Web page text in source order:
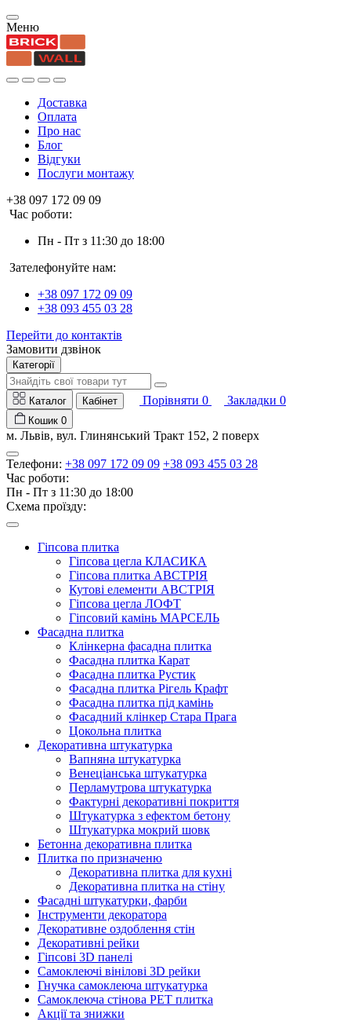
Меню
Доставка
Оплата
Про нас
Блог
Відгуки
Послуги монтажу
+38 097 172 09 09
Час роботи:
Пн - Пт з 11:30 до 18:00
Зателефонуйте нам:
+38 097 172 09 09
+38 093 455 03 28
Перейти до контактів
Замовити дзвінок
Категорії
Каталог Кабінет Порівняти 0 Закладки 0
Кошик 0
м. Львів, вул. Глинянський Тракт 152, 2 поверх
Телефони: +38 097 172 09 09 +38 093 455 03 28
Час роботи:
Пн - Пт з 11:30 до 18:00
Схема проїзду:
Гіпсова плитка
Гіпсова цегла КЛАСИКА
Гіпсова плитка АВСТРІЯ
Кутові елементи АВСТРІЯ
Гіпсова цегла ЛОФТ
Гіпсовий камінь МАРСЕЛЬ
Фасадна плитка
Клінкерна фасадна плитка
Фасадна плитка Карат
Фасадна плитка Рустик
Фасадна плитка Рігель Крафт
Фасадна плитка під камінь
Фасадний клінкер Стара Прага
Цокольна плитка
Декоративна штукатурка
Вапняна штукатурка
Венеціанська штукатурка
Перламутрова штукатурка
Фактурні декоративні покриття
Штукатурка з ефектом бетону
Штукатурка мокрий шовк
Бетонна декоративна плитка
Плитка по призначеню
Декоративна плитка для кухні
Декоративна плитка на стіну
Фасадні штукатурки, фарби
Інструменти декоратора
Декоративне оздоблення стін
Декоративні рейки
Гіпсові 3D панелі
Самоклеючі вінілові 3D рейки
Гнучка самоклеюча штукатурка
Самоклеюча стінова PET плитка
Акції та знижки